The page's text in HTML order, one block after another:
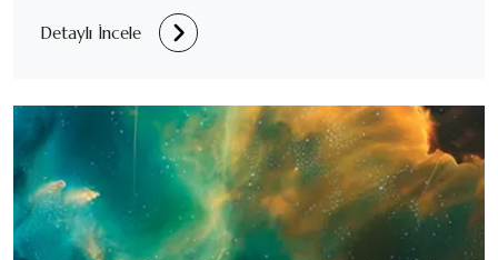
Detaylı İncele